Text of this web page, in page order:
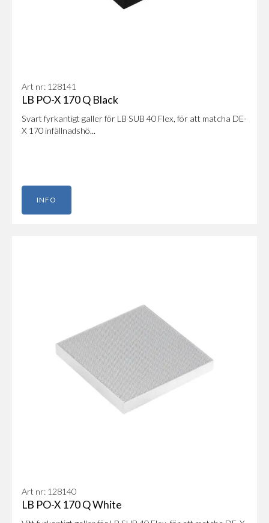
Art nr: 128141
LB PO-X 170 Q Black
Svart fyrkantigt galler för LB SUB 40 Flex, för att matcha DE-
X 170 infällnadshö...
INFO
Art nr: 128140
LB PO-X 170 Q White